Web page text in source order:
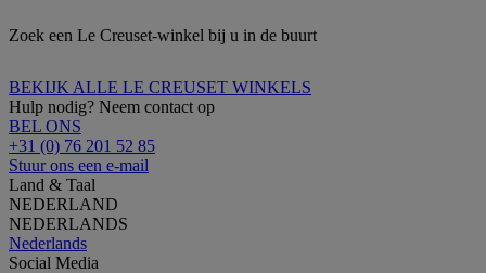
Zoek een Le Creuset-winkel bij u in de buurt
BEKIJK ALLE LE CREUSET WINKELS
Hulp nodig? Neem contact op
BEL ONS
+31 (0) 76 201 52 85
Stuur ons een e-mail
Land & Taal
NEDERLAND
NEDERLANDS
Nederlands
Social Media